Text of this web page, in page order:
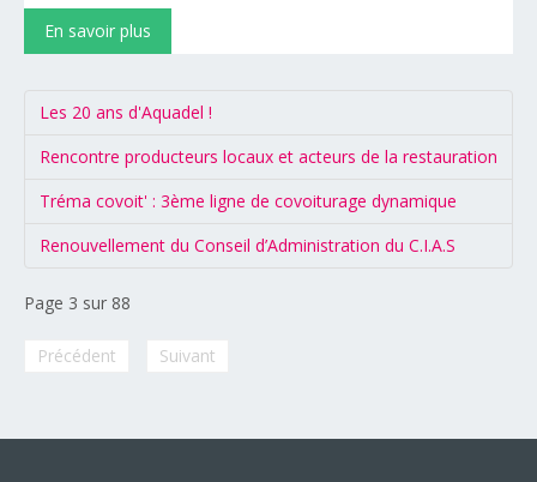
En savoir plus
Les 20 ans d'Aquadel !
Rencontre producteurs locaux et acteurs de la restauration
Tréma covoit' : 3ème ligne de covoiturage dynamique
Renouvellement du Conseil d’Administration du C.I.A.S
Page 3 sur 88
Précédent Suivant